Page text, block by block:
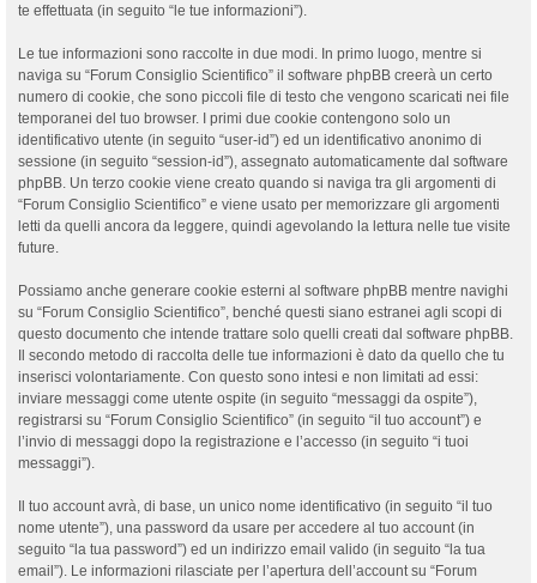
te effettuata (in seguito “le tue informazioni”).
Le tue informazioni sono raccolte in due modi. In primo luogo, mentre si
naviga su “Forum Consiglio Scientifico” il software phpBB creerà un certo
numero di cookie, che sono piccoli file di testo che vengono scaricati nei file
temporanei del tuo browser. I primi due cookie contengono solo un
identificativo utente (in seguito “user-id”) ed un identificativo anonimo di
sessione (in seguito “session-id”), assegnato automaticamente dal software
phpBB. Un terzo cookie viene creato quando si naviga tra gli argomenti di
“Forum Consiglio Scientifico” e viene usato per memorizzare gli argomenti
letti da quelli ancora da leggere, quindi agevolando la lettura nelle tue visite
future.
Possiamo anche generare cookie esterni al software phpBB mentre navighi
su “Forum Consiglio Scientifico”, benché questi siano estranei agli scopi di
questo documento che intende trattare solo quelli creati dal software phpBB.
Il secondo metodo di raccolta delle tue informazioni è dato da quello che tu
inserisci volontariamente. Con questo sono intesi e non limitati ad essi:
inviare messaggi come utente ospite (in seguito “messaggi da ospite”),
registrarsi su “Forum Consiglio Scientifico” (in seguito “il tuo account”) e
l’invio di messaggi dopo la registrazione e l’accesso (in seguito “i tuoi
messaggi”).
Il tuo account avrà, di base, un unico nome identificativo (in seguito “il tuo
nome utente”), una password da usare per accedere al tuo account (in
seguito “la tua password”) ed un indirizzo email valido (in seguito “la tua
email”). Le informazioni rilasciate per l’apertura dell’account su “Forum